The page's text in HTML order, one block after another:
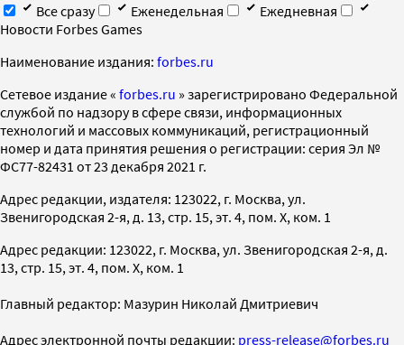
Все сразу
Еженедельная
Ежедневная
Новости Forbes Games
Наименование издания: forbes.ru
Cетевое издание « forbes.ru » зарегистрировано Федеральной
службой по надзору в сфере связи, информационных
технологий и массовых коммуникаций, регистрационный
номер и дата принятия решения о регистрации: серия Эл №
ФС77-82431 от 23 декабря 2021 г.
Адрес редакции, издателя: 123022, г. Москва, ул.
Звенигородская 2-я, д. 13, стр. 15, эт. 4, пом. X, ком. 1
Адрес редакции: 123022, г. Москва, ул. Звенигородская 2-я, д.
13, стр. 15, эт. 4, пом. X, ком. 1
Главный редактор: Мазурин Николай Дмитриевич
Адрес электронной почты редакции: press-release@forbes.ru